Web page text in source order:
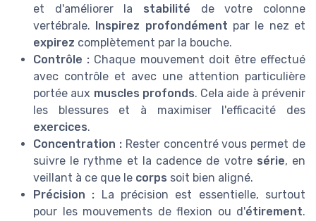
et d'améliorer la stabilité de votre colonne
vertébrale.
Inspirez profondément par le nez et
expirez complètement par la bouche.
Contrôle : Chaque mouvement doit être effectué
avec contrôle et avec une attention particulière
portée aux muscles profonds. Cela aide à prévenir
les blessures et à maximiser l'efficacité des
exercices.
Concentration : Rester concentré vous permet de
suivre le rythme et la cadence de votre série, en
veillant à ce que le corps soit bien aligné.
Précision :
La précision est essentielle, surtout
pour les mouvements de flexion ou d'étirement.